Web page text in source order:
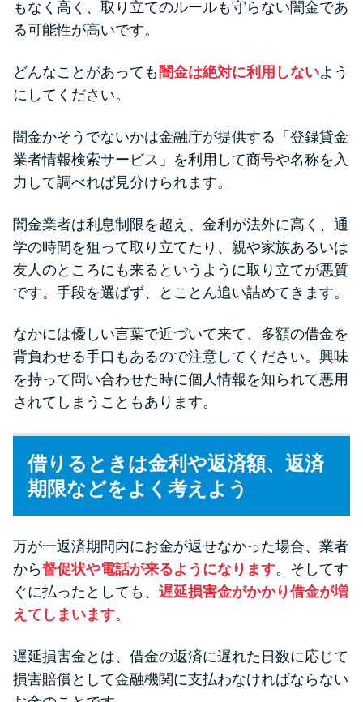
もなく高く、取り立てのルールも守らない闇金であ
る可能性が高いです。
どんなことがあっても 闇金は絶対に利用しないよう
にしてください。
闇金かそうでないかは金融庁が提供する「登録貸金
業者情報検索サービス」を利用して商号や名称を入
力して調べれば見分けられます。
闇金業者は利息制限を超え、金利が法外に高く、通
学の時間を狙って取り立てたり、親や家族あるいは
友人のところにも来るというように取り立てが悪質
です。手段を選ばず、とことん追い詰めてきます。
なかには優しい言葉で近づいて来て、多額の借金を
背負わせる手口もあるので注意してください。興味
を持って問い合わせた時に個人情報を知られて悪用
されてしまうこともあります。
借りるときは金利や返済額、返済
期限などをよく考えよう
万が一返済期間内にお金が返せなかった場合、業者
から督促状や電話が来るようになります。そしてす
ぐに払ったとしても、 遅延損害金がかかり借金が増
えてしまいます。
遅延損害金とは、借金の返済に遅れた日数に応じて
損害賠償として金融機関に支払わなければならない